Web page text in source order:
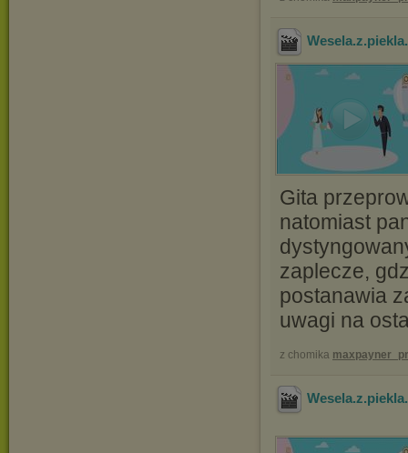
Gita
natomiast
zaplecze,
postanawia
uwagi na
z chomika